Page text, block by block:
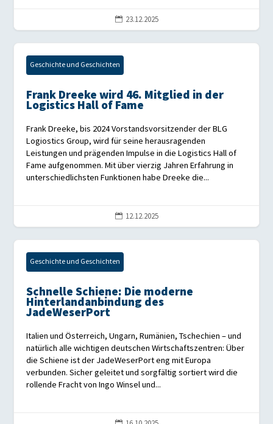
 23.12.2025
Geschichte und Geschichten
Frank Dreeke wird 46. Mitglied in der
Logistics Hall of Fame
Frank Dreeke, bis 2024 Vorstandsvorsitzender der BLG
Logiostics Group, wird für seine herausragenden
Leistungen und prägenden Impulse in die Logistics Hall of
Fame aufgenommen. Mit über vierzig Jahren Erfahrung in
unterschiedlichsten Funktionen habe Dreeke die...
 12.12.2025
Geschichte und Geschichten
Schnelle Schiene: Die moderne
Hinterlandanbindung des
JadeWeserPort
Italien und Österreich, Ungarn, Rumänien, Tschechien – und
natürlich alle wichtigen deutschen Wirtschaftszentren: Über
die Schiene ist der JadeWeserPort eng mit Europa
verbunden. Sicher geleitet und sorgfältig sortiert wird die
rollende Fracht von Ingo Winsel und...